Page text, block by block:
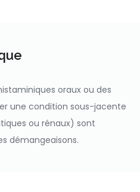
oraux ou des
une condition sous-jacente
ou rénaux) sont
démangeaisons.